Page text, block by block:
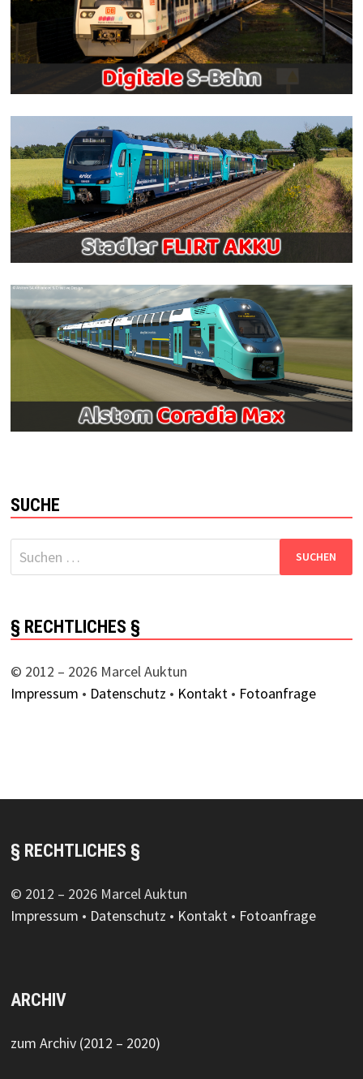
SUCHE
Suchen
nach:
§ RECHTLICHES §
© 2012 – 2026 Marcel Auktun
Impressum • Datenschutz • Kontakt• Fotoanfrage
§ RECHTLICHES §
© 2012 – 2026 Marcel Auktun
Impressum • Datenschutz • Kontakt• Fotoanfrage
ARCHIV
zum Archiv (2012 – 2020)